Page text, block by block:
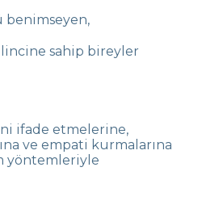
sahip bireyler
ifade etmelerine,
ve empati kurmalarına
yöntemleriyle